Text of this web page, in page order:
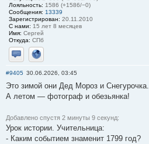
Лояльность: 1586 (+1586/−0)
Сообщения: 13339
Зарегистрирован: 20.11.2010
С нами: 15 лет 8 месяцев
Имя: Сергей
Откуда: СПб
Отправить личное сообщение
Сайт
#9405 30.06.2026, 03:45
Это зимой они Дед Мороз и Снегурочка.
А летом — фотограф и обезьянка!
Добавлено спустя 2 минуты 9 секунд:
Урок истории. Учительница:
- Каким событием знаменит 1799 год?